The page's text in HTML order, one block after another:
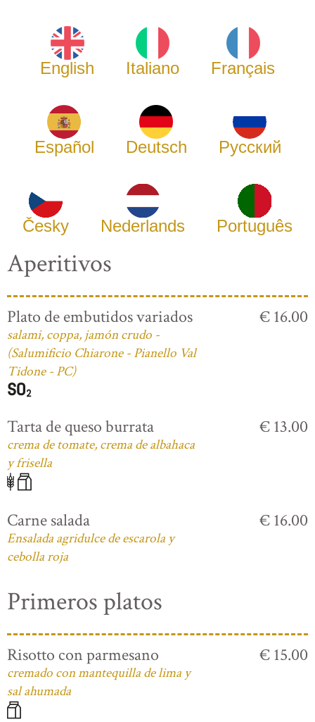
English Italiano Français
Español Deutsch Русский
Česky Nederlands Português
Aperitivos
Plato de embutidos variados
salami, coppa, jamón crudo -
(Salumificio Chiarone - Pianello Val
Tidone - PC)
€ 16.00
Tarta de queso burrata
crema de tomate, crema de albahaca
y frisella
€ 13.00
Carne salada
Ensalada agridulce de escarola y
cebolla roja
€ 16.00
Primeros platos
Risotto con parmesano
cremado con mantequilla de lima y
sal ahumada
€ 15.00